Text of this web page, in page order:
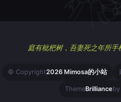
庭有枇杷树，吾妻死之年所手
© Copyright2026 Mimosa的小站
ThemeBrillianceby